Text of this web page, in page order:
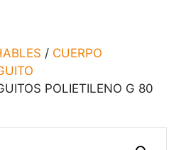
/ CUERPO
POLIETILENO G 80